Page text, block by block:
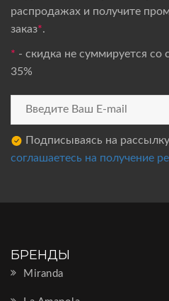
распродажах и получите
заказ*.
* - скидка не суммируется со
35%
Подписываясь на
соглашаетесь на получение
БРЕНДЫ
Miranda